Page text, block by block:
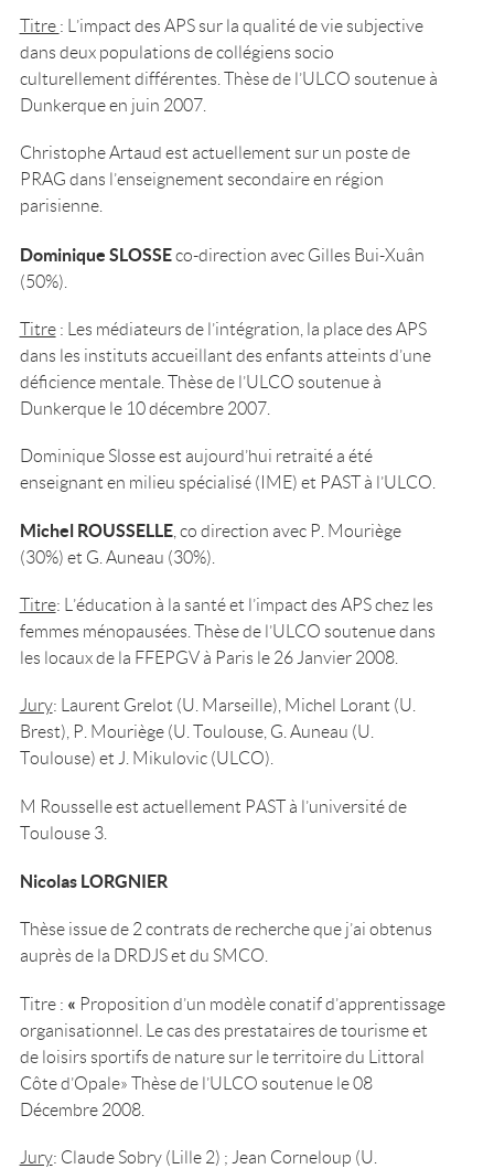
Titre : L’impact des APS sur la qualité de vie subjective
dans deux populations de collégiens socio
culturellement différentes. Thèse de l’ULCO soutenue à
Dunkerque en juin 2007.
Christophe Artaud est actuellement sur un poste de
PRAG dans l’enseignement secondaire en région
parisienne.
Dominique SLOSSEco-direction avec Gilles Bui-Xuân
(50%).
Titre: Les médiateurs de l’intégration, la place des APS
dans les instituts accueillant des enfants atteints d’une
déficience mentale. Thèse de l’ULCO soutenue à
Dunkerque le 10 décembre 2007.
Dominique Slosse est aujourd’hui retraité a été
enseignant en milieu spécialisé (IME) et PAST à l’ULCO.
Michel ROUSSELLE, co direction avec P. Mouriège
(30%) et G. Auneau (30%).
Titre: L’éducation à la santé et l’impact des APS chez les
femmes ménopausées. Thèse de l’ULCO soutenue dans
les locaux de la FFEPGV à Paris le 26 Janvier 2008.
Jury: Laurent Grelot (U. Marseille), Michel Lorant (U.
Brest), P. Mouriège (U. Toulouse, G. Auneau (U.
Toulouse) et J. Mikulovic (ULCO).
M Rousselle est actuellement PAST à l’université de
Toulouse 3.
Nicolas LORGNIER
Thèse issue de 2 contrats de recherche que j’ai obtenus
auprès de la DRDJS et du SMCO.
Titre : « Proposition d’un modèle conatif d’apprentissage
organisationnel. Le cas des prestataires de tourisme et
de loisirs sportifs de nature sur le territoire du Littoral
Côte d’Opale» Thèse de l’ULCO soutenue le 08
Décembre 2008.
Jury: Claude Sobry (Lille 2) ; Jean Corneloup (U.